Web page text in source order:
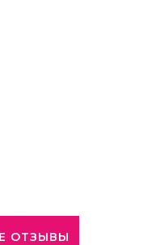
ОТЗЫВЫ